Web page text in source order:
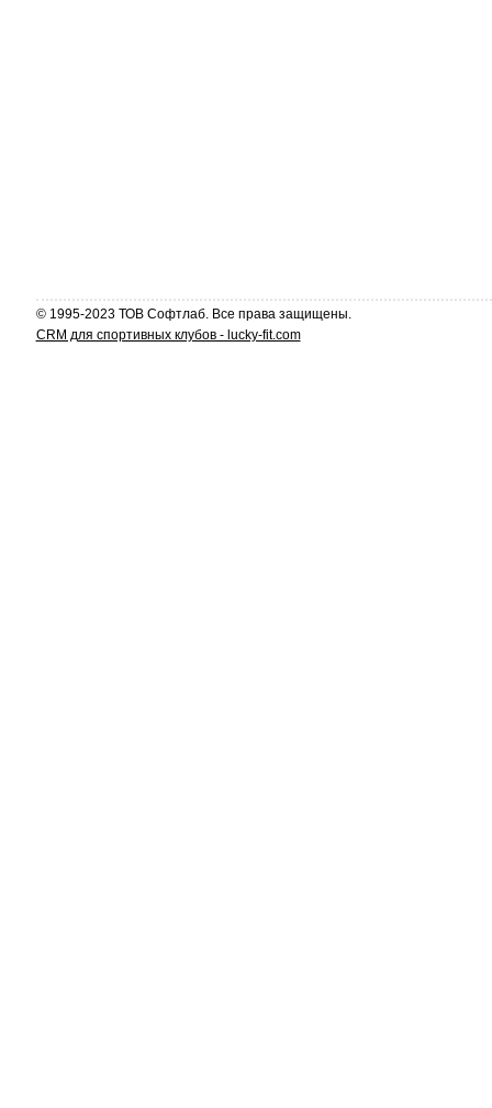
© 1995-2023 ТОВ Софтлаб. Все права защищены.
CRM для спортивных клубов - lucky-fit.com